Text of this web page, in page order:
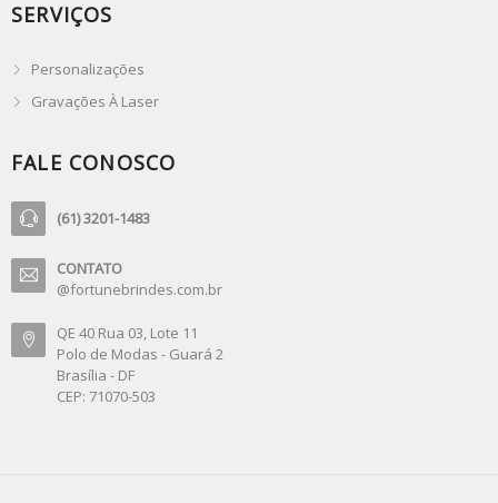
SERVIÇOS
Personalizações
Gravações À Laser
FALE CONOSCO
(61) 3201-1483
CONTATO
@fortunebrindes.com.br
QE 40 Rua 03, Lote 11
Polo de Modas - Guará 2
Brasília - DF
CEP: 71070-503